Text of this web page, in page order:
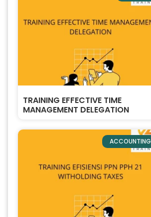
TRAINING EFFECTIVE TIME
MANAGEMENT DELEGATION
ACCOUNTING